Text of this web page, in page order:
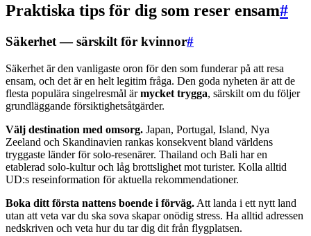
Praktiska tips för dig som reser ensam#
Säkerhet — särskilt för kvinnor#
Säkerhet är den vanligaste oron för den som funderar på att resa
ensam, och det är en helt legitim fråga. Den goda nyheten är att de
flesta populära singelresmål ärmycket trygga, särskilt om du följer
grundläggande försiktighetsåtgärder.
Välj destination med omsorg. Japan, Portugal, Island, Nya
Zeeland och Skandinavien rankas konsekvent bland världens
tryggaste länder för solo-resenärer. Thailand och Bali har en
etablerad solo-kultur och låg brottslighet mot turister. Kolla alltid
UD:s reseinformation för aktuella rekommendationer.
Boka ditt första nattens boende i förväg. Att landa i ett nytt land
utan att veta var du ska sova skapar onödig stress. Ha alltid adressen
nedskriven och veta hur du tar dig dit från flygplatsen.